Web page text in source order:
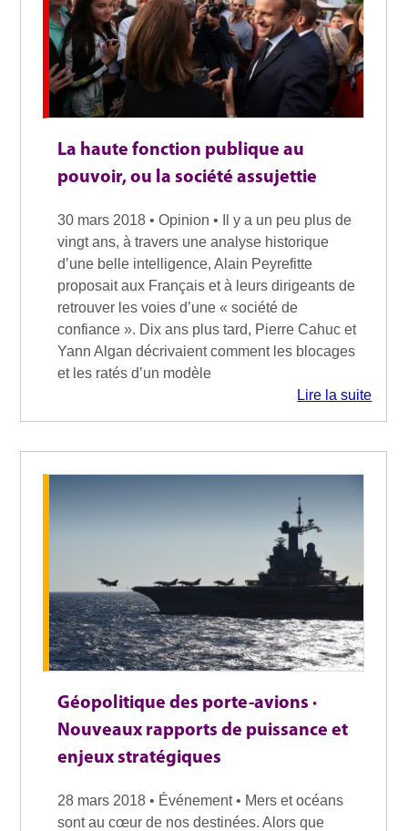
La haute fonction publique au
pouvoir, ou la société assujettie
30 mars 2018 • Opinion • Il y a un peu plus de
vingt ans, à travers une analyse historique
d’une belle intelligence, Alain Peyrefitte
proposait aux Français et à leurs dirigeants de
retrouver les voies d’une « société de
confiance ». Dix ans plus tard, Pierre Cahuc et
Yann Algan décrivaient comment les blocages
et les ratés d’un modèle
Lire la suite
Géopolitique des porte-avions ·
Nouveaux rapports de puissance et
enjeux stratégiques
28 mars 2018 • Événement • Mers et océans
sont au cœur de nos destinées. Alors que